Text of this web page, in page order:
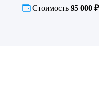
Стоимость 95 000 ₽